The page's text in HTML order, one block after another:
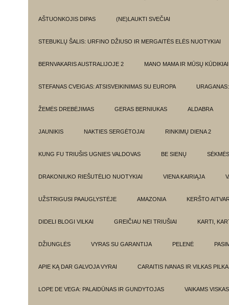
AŠTUONKOJIS DIPAS (NE)LAUKTI SVEČIAI
STEBUKLŲ ŠALIS: URFINO DŽIUSO IR MERGAITĖS ELĖS NUOTYKIAI
BERNVAKARIS AUSTRALIJOJE 2 MANO MAMA IR MŪSŲ KŪDIKIAI
STEFANAS CVEIGAS: ATSISVEIKINIMAS SU EUROPA
ŽEMĖS DREBĖJIMAS GERAS BERNIUKAS ALDABRA
JAUNIKIS NAKTIES SERGĖTOJAI RINKIMŲ DIENA 2
KUNG FU TRIUŠIS UGNIES VALDOVAS BE SIENŲ
DRAKONIUKO RIEŠUTĖLIO NUOTYKIAI VIENA KAIRIĄJA
UŽSTRIGUSI PAAUGLYSTĖJE AMAZONIA KERŠTO
DIDELI BLOGI VILKAI GREIČIAU NEI TRIUŠIAI KARTI,
DŽIUNGLĖS VYRAS SU GARANTIJA PELENĖ
APIE KĄ DAR GALVOJA VYRAI CARAITIS IVANAS IR VILKAS
LOPE DE VEGA: PALAIDŪNAS IR GUNDYTOJAS VAIKAMS